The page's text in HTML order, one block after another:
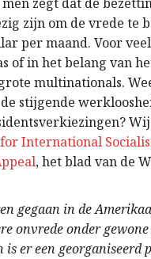
zijn om de vrede te
per maand. Voor
of in het belang van
multinationals.
stijgende
International
, het blad van de
gegaan in de
onvrede onder
er een georganiseerd